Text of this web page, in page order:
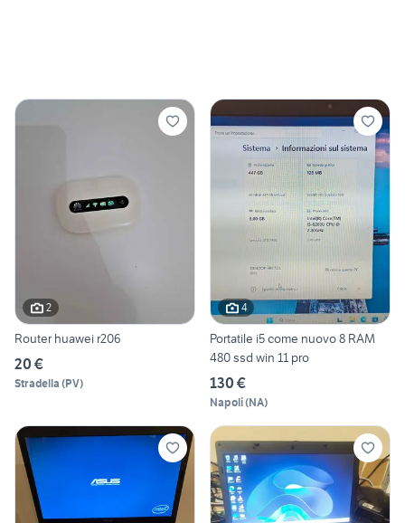
2
Router huawei r206
20 €
Stradella (PV)
4
Portatile i5 come nuovo 8 RAM
480 ssd win 11 pro
130 €
Napoli(NA)